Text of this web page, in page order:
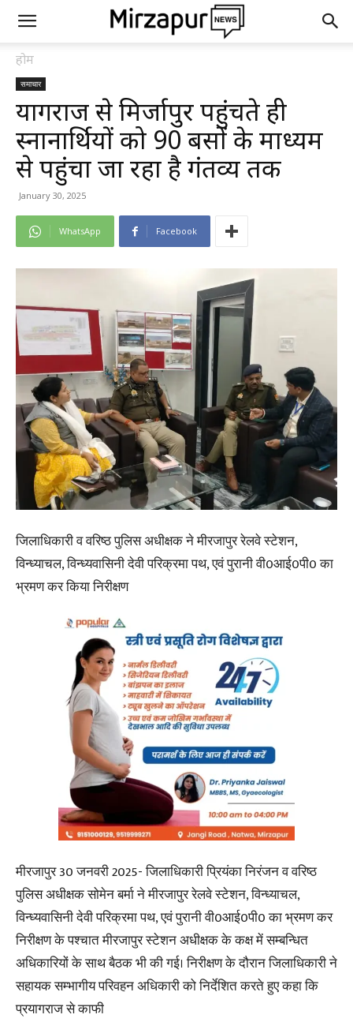
होम
समाचार
प्रयागराज से मिर्जापुर पहुंचते ही
स्नानार्थियों को 90 बसों के माध्यम
से पहुंचा जा रहा है गंतव्य तक
January 30, 2025
WhatsApp Facebook
जिलाधिकारी व वरिष्ठ पुलिस अधीक्षक ने मीरजापुर रेलवे स्टेशन,
विन्ध्याचल, विन्ध्यवासिनी देवी परिक्रमा पथ, एवं पुरानी वी0आई0पी0 का
भ्रमण कर किया निरीक्षण
मीरजापुर 30 जनवरी 2025- जिलाधिकारी प्रियंका निरंजन व वरिष्ठ
पुलिस अधीक्षक सोमेन बर्मा ने मीरजापुर रेलवे स्टेशन, विन्ध्याचल,
विन्ध्यवासिनी देवी परिक्रमा पथ, एवं पुरानी वी0आई0पी0 का भ्रमण कर
निरीक्षण के पश्चात मीरजापुर स्टेशन अधीक्षक के कक्ष में सम्बन्धित
अधिकारियों के साथ बैठक भी की गई। निरीक्षण के दौरान जिलाधिकारी ने
सहायक सम्भागीय परिवहन अधिकारी को निर्देशित करते हुए कहा कि
प्रयागराज से काफी